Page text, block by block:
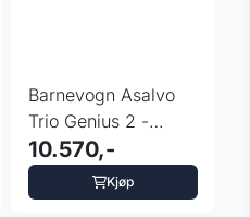
Barnevogn Asalvo
Trio Genius 2 -
fargevalg
10.570,-
Kjøp